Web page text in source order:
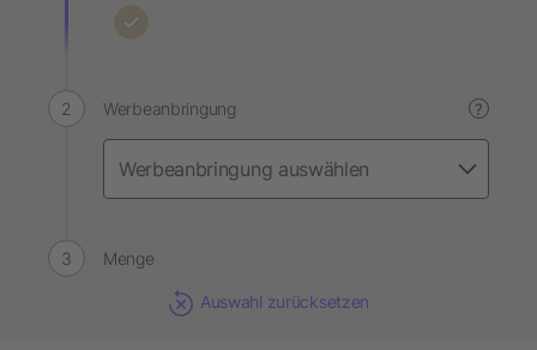
Werbeanbringung ?
Menge
Auswahl zurücksetzen